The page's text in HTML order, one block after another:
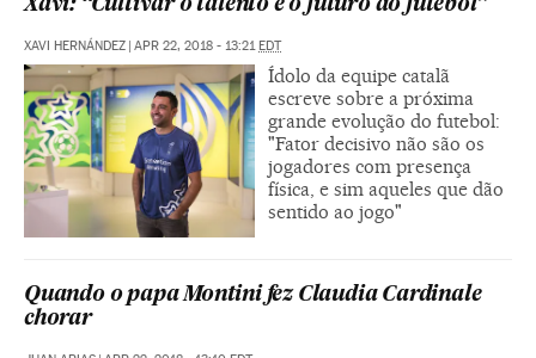
Xavi: “Cultivar o talento é o futuro do futebol”
XAVI HERNÁNDEZ | APR 22, 2018 - 13:21EDT
Ídolo da equipe catalã
escreve sobre a próxima
grande evolução do futebol:
"Fator decisivo não são os
jogadores com presença
física, e sim aqueles que dão
sentido ao jogo"
Quando o papa Montini fez Claudia Cardinale
chorar